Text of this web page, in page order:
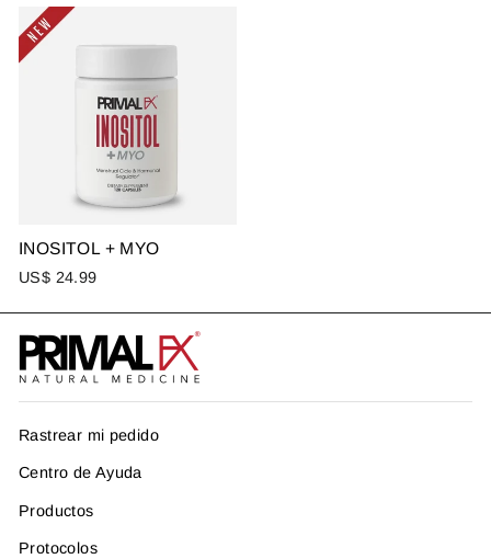
INOSITOL + MYO
US$ 24.99
Rastrear mi pedido
Centro de Ayuda
Productos
Protocolos